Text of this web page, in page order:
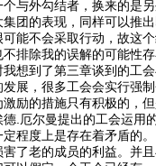
个与外勾结者，换来的是
团的表现，同样可以推
可能不会采取行动，故这
不排除我的误解的可能性
我想到了第三章谈到的工
展，很多工会会实行强
激励的措施只有积极的，
德.厄尔曼提出的工会运用
定程度上是存在着矛盾的
害了老的成员的利益。并